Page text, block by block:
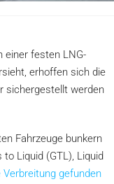
einer festen LNG-
erhoffen sich die
sichergestellt werden
Fahrzeuge bunkern
Liquid (GTL), Liquid
Verbreitung gefunden